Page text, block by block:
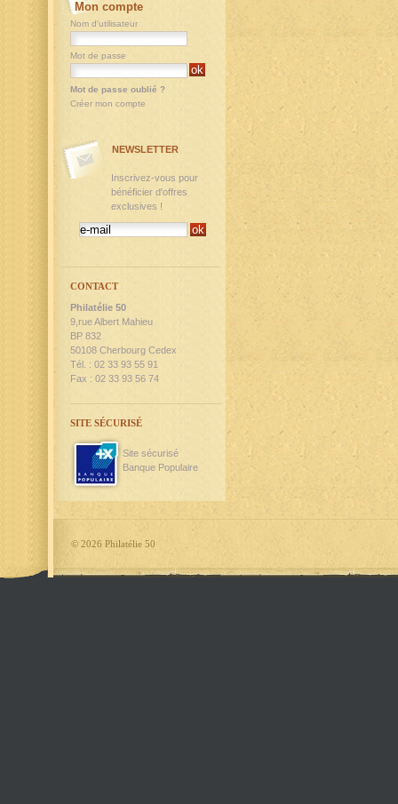
Mon compte
Nom d'utilisateur
Mot de passe
Mot de passe oublié ?
Créer mon compte
NEWSLETTER
Inscrivez-vous pour
bénéficier d'offres
exclusives !
CONTACT
Philatélie 50
9,rue Albert Mahieu
BP 832
50108 Cherbourg Cedex
Tél. : 02 33 93 55 91
Fax : 02 33 93 56 74
SITE SÉCURISÉ
Site sécurisé
Banque Populaire
© 2026 Philatélie 50